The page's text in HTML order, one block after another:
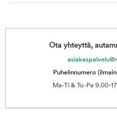
Ota yhteyttä,
Puhelinnumero
Ma-Ti & To-Pe 9.00-